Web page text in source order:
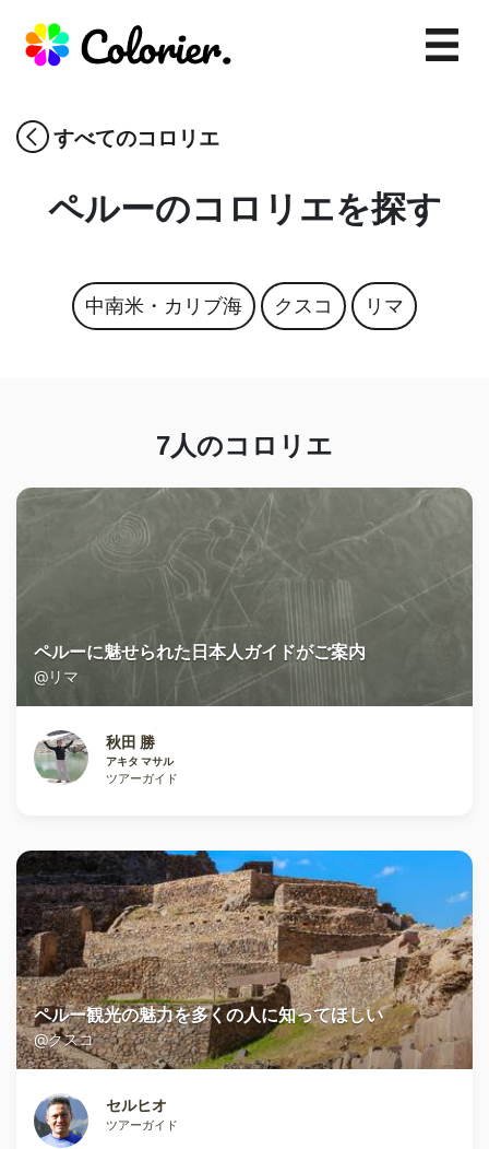
すべてのコロリエ
ペルーのコロリエを探す
中南米・カリブ海 クスコ リマ
7人のコロリエ
ペルーに魅せられた日本人ガイドがご案内
@リマ
秋田 勝
アキタ マサル
ツアーガイド
ペルー観光の魅力を多くの人に知ってほしい
@クスコ
セルヒオ
ツアーガイド